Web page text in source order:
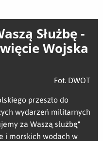
Służbę -
Wojska
Fot. DWOT
przeszło do
wydarzeń militarnych
za Waszą służbę"
i morskich wodach w